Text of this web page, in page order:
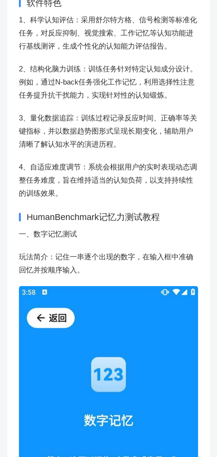
软件特色
1、科学认知评估：采用舒尔特方格、信号检测等标准化
任务，对反应抑制、视觉搜索、工作记忆等认知功能进
行基线测评，生成个性化的认知能力评估报告。
2、结构化脑力训练：训练任务针对特定认知成分设计。
例如，通过N-back任务强化工作记忆，利用选择性注意
任务提升抗干扰能力，实现针对性的认知锻炼。
3、量化数据追踪：训练过程记录反应时间、正确率等关
键指标，并以数据趋势图形式呈现长期变化，辅助用户
清晰了解认知水平的演进历程。
4、自适应难度调节：系统会根据用户的实时表现动态调
整任务难度，旨在维持适当的认知负荷，以支持持续性
的训练效果。
HumanBenchmark记忆力测试教程
一、数字记忆测试
玩法简介：记住一串逐个出现的数字，在输入框中准确
回忆并按顺序输入。